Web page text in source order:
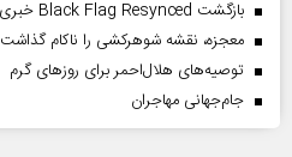
بازگشت Black Flag Resynced خبری جذاب برای دوستداران بازی
معجزه، نقشه شوهرکشی را ناکام گذاشت
توصیه‌های هلال‌احمر برای روز‌های گرم
جام‌جهانی مهاجران